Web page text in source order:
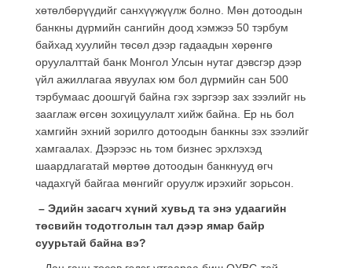
хөтөлбөрүүдийг санхүүжүүлж болно. Мөн дотоодын
банкны дүрмийн сангийн доод хэмжээ 50 тэрбум
байхад хуулийн төсөл дээр гадаадын хөрөнгө
оруулалттай банк Монгол Улсын нутаг дэвсгэр дээр
үйл ажиллагаа явуулах юм бол дүрмийн сан 500
тэрбумаас доошгүй байна гэх зэргээр зах зээлийг нь
зааглаж өгсөн зохицуулалт хийж байна. Ер нь бол
хамгийн эхний зорилго дотоодын банкны зэх зээлийг
хамгаалах. Дээрээс нь том бизнес эрхлэхэд
шаардлагатай мөртөө дотоодын банкнууд өгч
чадахгүй байгаа мөнгийг оруулж ирэхийг зорьсон.
– Эдийн засагч хүний хувьд та энэ удаагийн
төсвийн тодотголын тал дээр ямар байр
суурьтай байна вэ?